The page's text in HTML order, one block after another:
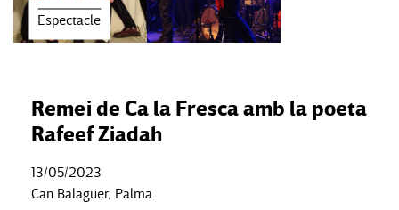
Espectacle
Remei de Ca la Fresca amb la poeta
Rafeef Ziadah
13/05/2023
Can Balaguer, Palma